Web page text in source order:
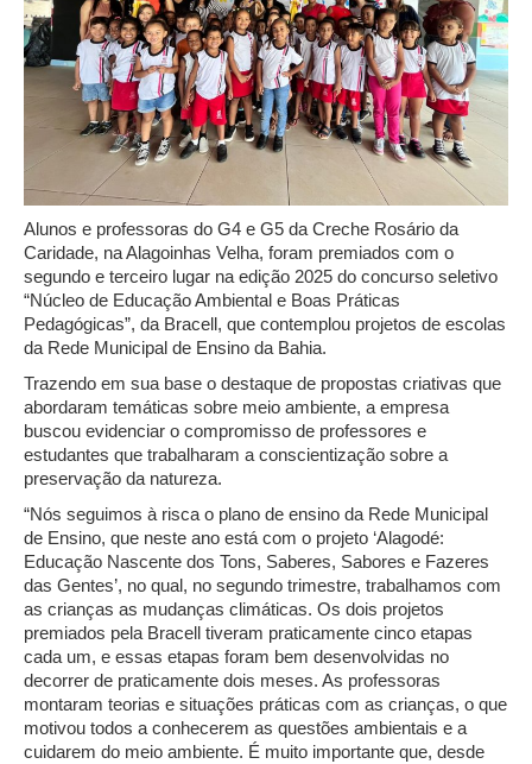
Alunos e professoras do G4 e G5 da Creche Rosário da
Caridade, na Alagoinhas Velha, foram premiados com o
segundo e terceiro lugar na edição 2025 do concurso seletivo
“Núcleo de Educação Ambiental e Boas Práticas
Pedagógicas”, da Bracell, que contemplou projetos de escolas
da Rede Municipal de Ensino da Bahia.
Trazendo em sua base o destaque de propostas criativas que
abordaram temáticas sobre meio ambiente, a empresa
buscou evidenciar o compromisso de professores e
estudantes que trabalharam a conscientização sobre a
preservação da natureza.
“Nós seguimos à risca o plano de ensino da Rede Municipal
de Ensino, que neste ano está com o projeto ‘Alagodé:
Educação Nascente dos Tons, Saberes, Sabores e Fazeres
das Gentes’, no qual, no segundo trimestre, trabalhamos com
as crianças as mudanças climáticas. Os dois projetos
premiados pela Bracell tiveram praticamente cinco etapas
cada um, e essas etapas foram bem desenvolvidas no
decorrer de praticamente dois meses. As professoras
montaram teorias e situações práticas com as crianças, o que
motivou todos a conhecerem as questões ambientais e a
cuidarem do meio ambiente. É muito importante que, desde